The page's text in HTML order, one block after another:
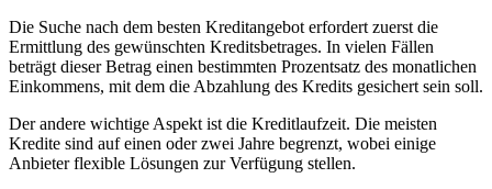
Die Suche ‍nach dem⁢ besten⁤ Kreditangebot erfordert zuerst die
Ermittlung des gewünschten‌ Kreditsbetrages.‌ In⁤ vielen ‌Fällen
⁣beträgt​ dieser Betrag ⁣einen⁣ bestimmten Prozentsatz des monatlichen‌
Einkommens, mit dem⁤ die Abzahlung des​ Kredits gesichert⁢ sein soll.
Der andere wichtige⁢ Aspekt ist die ⁤Kreditlaufzeit. Die meisten
Kredite​ sind⁤ auf einen oder zwei ⁤Jahre begrenzt, wobei einige
Anbieter flexible Lösungen zur Verfügung stellen.